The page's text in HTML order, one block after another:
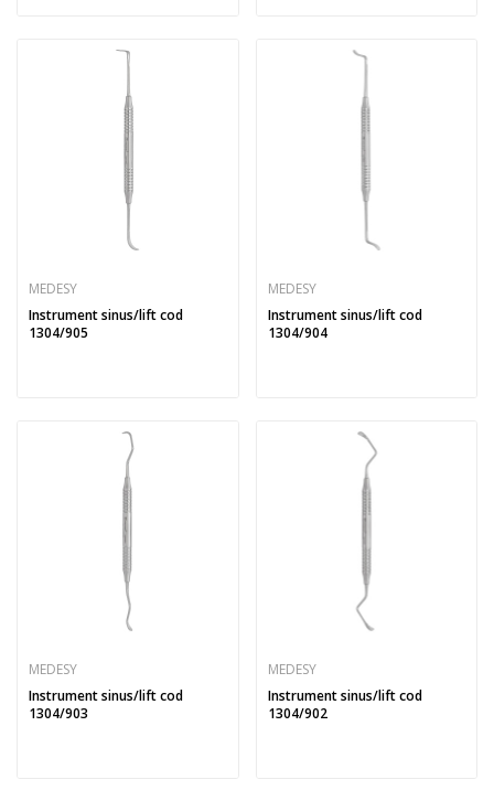
MEDESY
Instrument sinus/lift cod
1304/905
MEDESY
Instrument sinus/lift cod
1304/904
MEDESY
Instrument sinus/lift cod
1304/903
MEDESY
Instrument sinus/lift cod
1304/902